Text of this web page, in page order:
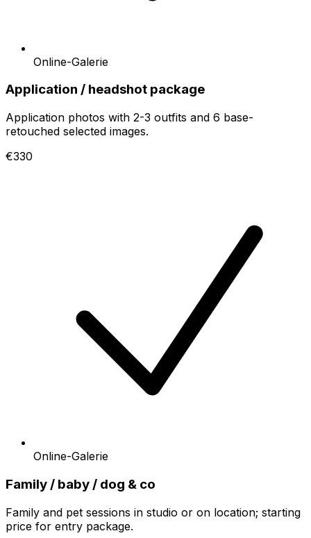
Online-Galerie
Application / headshot package
Application photos with 2-3 outfits and 6 base-
retouched selected images.
€330
Online-Galerie
Family / baby / dog & co
Family and pet sessions in studio or on location; starting
price for entry package.